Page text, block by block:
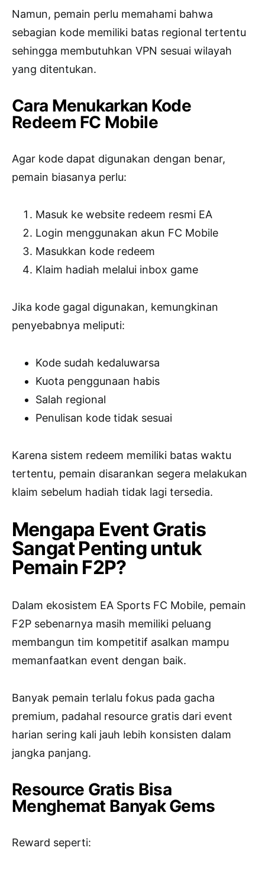
Namun, pemain perlu memahami bahwa
sebagian kode memiliki batas regional tertentu
sehingga membutuhkan VPN sesuai wilayah
yang ditentukan.
Cara Menukarkan Kode
Redeem FC Mobile
Agar kode dapat digunakan dengan benar,
pemain biasanya perlu:
Masuk ke website redeem resmi EA
Login menggunakan akun FC Mobile
Masukkan kode redeem
Klaim hadiah melalui inbox game
Jika kode gagal digunakan, kemungkinan
penyebabnya meliputi:
Kode sudah kedaluwarsa
Kuota penggunaan habis
Salah regional
Penulisan kode tidak sesuai
Karena sistem redeem memiliki batas waktu
tertentu, pemain disarankan segera melakukan
klaim sebelum hadiah tidak lagi tersedia.
Mengapa Event Gratis
Sangat Penting untuk
Pemain F2P?
Dalam ekosistem EA Sports FC Mobile, pemain
F2P sebenarnya masih memiliki peluang
membangun tim kompetitif asalkan mampu
memanfaatkan event dengan baik.
Banyak pemain terlalu fokus pada gacha
premium, padahal resource gratis dari event
harian sering kali jauh lebih konsisten dalam
jangka panjang.
Resource Gratis Bisa
Menghemat Banyak Gems
Reward seperti: